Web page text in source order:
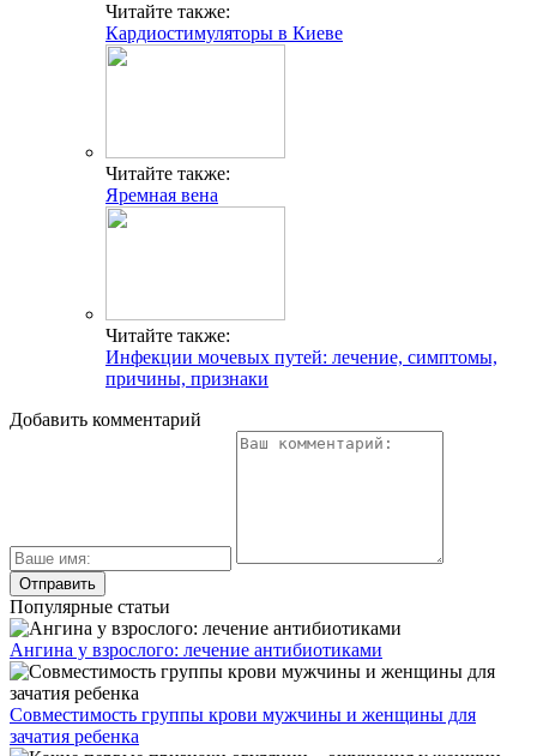
Читайте также:
Кардиостимуляторы в Киеве
Читайте также:
Яремная вена
Читайте также:
Инфекции мочевых путей: лечение, симптомы,
причины, признаки
Добавить комментарий
Популярные статьи
Ангина у взрослого: лечение антибиотиками
Совместимость группы крови мужчины и женщины для
зачатия ребенка